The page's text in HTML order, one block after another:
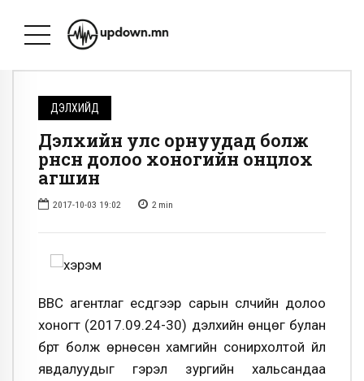
ДЭЛХИЙД
Дэлхийн улс орнуудад болж
өрнөсөн долоо хоногийн онцлох
агшин
2017-10-03 19:02 2 min
BBC агентлаг есдүгээр сарын сүүлчийн долоо
хоногт (2017.09.24-30) дэлхийн өнцөг булан
бүрт болж өрнөсөн хамгийн сонирхолтой үйл
явдалуудыг гэрэл зургийн хальсандаа